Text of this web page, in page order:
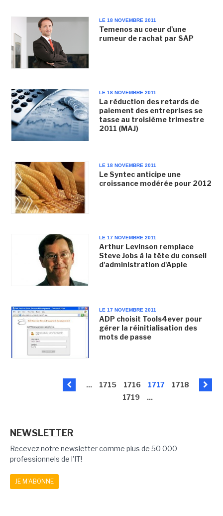
LE 18 NOVEMBRE 2011
Temenos au coeur d'une
rumeur de rachat par SAP
LE 18 NOVEMBRE 2011
La réduction des retards de
paiement des entreprises se
tasse au troisième trimestre
2011 (MAJ)
LE 18 NOVEMBRE 2011
Le Syntec anticipe une
croissance modérée pour 2012
LE 17 NOVEMBRE 2011
Arthur Levinson remplace
Steve Jobs à la tête du conseil
d'administration d'Apple
LE 17 NOVEMBRE 2011
ADP choisit Tools4ever pour
gérer la réinitialisation des
mots de passe
... 1715 1716 1717
1718
1719
...
NEWSLETTER
Recevez notre newsletter comme plus de 50 000
professionnels de l'IT!
JE M'ABONNE